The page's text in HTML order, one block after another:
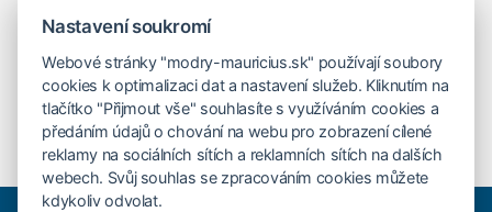
Veronika Khúlová
veronika@modry-mauricius.sk
+421 948 548 908
Nastavení soukromí
Webové stránky "modry-mauricius.sk" používají soubory
cookies k optimalizaci dat a nastavení služeb. Kliknutím na
tlačítko "Přijmout vše" souhlasíte s využíváním cookies a
předáním údajů o chování na webu pro zobrazení cílené
reklamy na sociálních sítích a reklamních sítích na dalších
webech. Svůj souhlas se zpracováním cookies můžete
kdykoliv odvolat.